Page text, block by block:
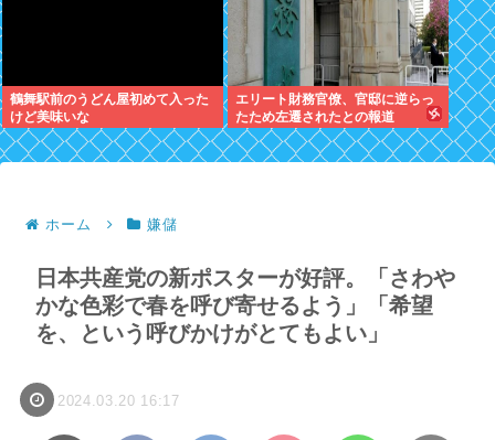
鶴舞駅前のうどん屋初めて入った
けど美味いな
エリート財務官僚、官邸に逆らっ
たため左遷されたとの報道
ホーム 嫌儲
日本共産党の新ポスターが好評。「さわや
かな色彩で春を呼び寄せるよう」「希望
を、という呼びかけがとてもよい」
2024.03.20 16:17